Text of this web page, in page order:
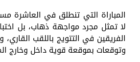
المباراة التي تنطلق في العاشرة
لا تمثل مجرد مواجهة ذهاب، بل
الفريقين في التتويج باللقب
وتوقعات بموقعة قوية داخل وخارج